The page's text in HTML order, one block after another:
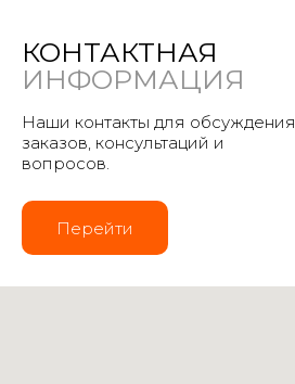
КОНТАКТНАЯ
ИНФОРМАЦИЯ
Наши контакты для обсуждения
заказов, консультаций и
вопросов.
Перейти